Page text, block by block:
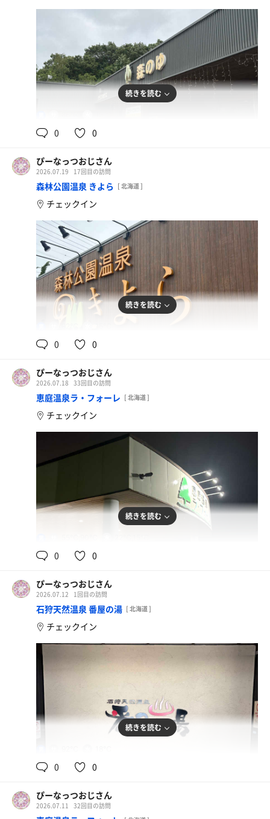
続きを読む
0 0
ぴーなっつおじさん
2026.07.19 17回目の訪問
森林公園温泉 きよら [ 北海道 ]
チェックイン
続きを読む
0 0
ぴーなっつおじさん
2026.07.18 33回目の訪問
恵庭温泉ラ・フォーレ [ 北海道 ]
チェックイン
続きを読む
0 0
ぴーなっつおじさん
2026.07.12 1回目の訪問
石狩天然温泉 番屋の湯 [ 北海道 ]
チェックイン
続きを読む
0 0
ぴーなっつおじさん
2026.07.11 32回目の訪問